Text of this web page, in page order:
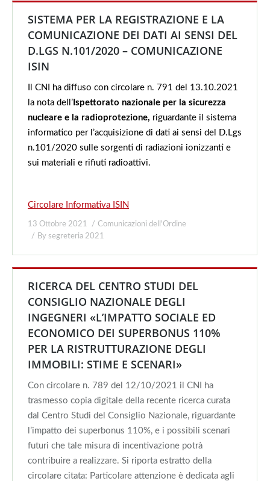
SISTEMA PER LA REGISTRAZIONE E LA
COMUNICAZIONE DEI DATI AI SENSI DEL
D.LGS N.101/2020 – COMUNICAZIONE
ISIN
Il CNI ha diffuso con circolare n. 791 del 13.10.2021
la nota dell’ Ispettorato nazionale per la sicurezza
nucleare e la radioprotezione, riguardante il sistema
informatico per l’acquisizione di dati ai sensi del D.Lgs
n.101/2020 sulle sorgenti di radiazioni ionizzanti e
sui materiali e rifiuti radioattivi.
Circolare Informativa ISIN
13 Ottobre 2021
Comunicazioni dell'Ordine
By segreteria 2021
RICERCA DEL CENTRO STUDI DEL
CONSIGLIO NAZIONALE DEGLI
INGEGNERI «L’IMPATTO SOCIALE ED
ECONOMICO DEI SUPERBONUS 110%
PER LA RISTRUTTURAZIONE DEGLI
IMMOBILI: STIME E SCENARI»
Con circolare n. 789 del 12/10/2021 il CNI ha
trasmesso copia digitale della recente ricerca curata
dal Centro Studi del Consiglio Nazionale, riguardante
l’impatto dei superbonus 110%, e i possibili scenari
futuri che tale misura di incentivazione potrà
contribuire a realizzare. Si riporta estratto della
circolare citata: Particolare attenzione è dedicata agli